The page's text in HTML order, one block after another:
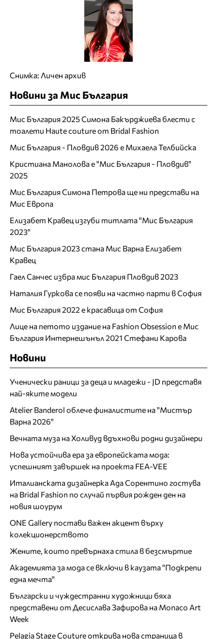
Снимка: Личен архив
Новини за Мис България
Мис България 2025 Симона Бакърджиева блести с
тоалети Haute couture от Bridal Fashion
Мис България - Пловдив 2026 е Михаела Телбийска
Кристиана Манолова е "Мис България - Пловдив"
2025
Мис България Симона Петрова ще ни представи на
Мис Европа
Елизабет Кравец изгуби титлата "Мис България
2023"
Мис България 2023 стана Мис Варна Елизабет
Кравец
Гаел Санчес избра мис България Пловдив 2023
Наталия Гуркова се появи на частно парти в София
Мис България 2022 е красавица от София
Лице на петото издание на Fashion Obsession е Мис
България Интернешънъл 2021 Стефани Карова
Новини
Ученически раници за деца и младежи - JD представя
най-яките модели
Atelier Banderol облече финалистите на "Мистър
Варна 2026"
Вечната муза на Холивуд вдъхнови родни дизайнери
Нова устойчива ера за европейската мода:
успешният завършек на проекта FEA-VEE
Италианската дизайнерка Ада Сорентино гостува
на Bridal Fashion по случай първия рожден ден на
новия шоурум
ONE Gallery постави важен акцент върху
колекционерството
Жените, които превърнаха стила в безсмъртие
Академията за мода се включи в каузата "Подкрепи
една мечта"
Български и чуждестранни художници бяха
представени от Десислава Зафирова на Monaco Art
Week
Pelagia Stage Couture открива нова страница в